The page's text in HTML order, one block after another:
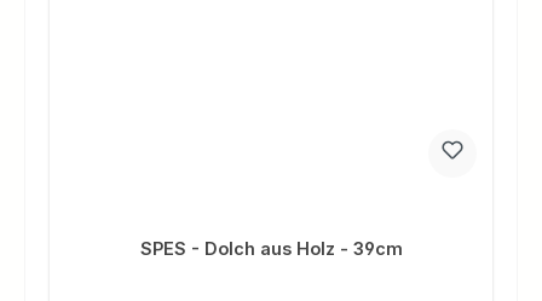
SPES - Dolch aus Holz - 39cm